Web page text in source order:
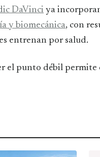
DaVinci ya
y biomecánica, con
entrenan por salud.
el punto débil